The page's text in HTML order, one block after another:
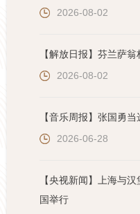
2026-08-02
【解放日报】芬兰萨
2026-08-02
【音乐周报】张国勇
2026-06-28
【央视新闻】上海与
国举行